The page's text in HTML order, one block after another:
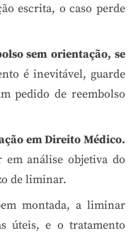
escrita, o caso perde
sem orientação, se
é inevitável, guarde
pedido de reembolso
em Direito Médico.
análise objetiva do
de liminar.
montada, a liminar
úteis, e o tratamento